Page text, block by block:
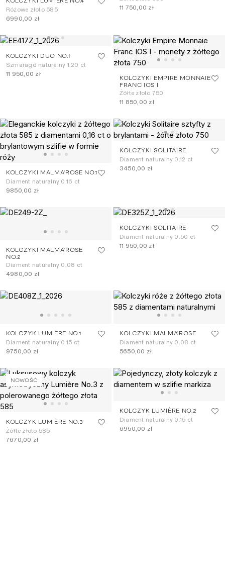
Różowe złoto 585
6990,00 zł
11 750,00 zł
KOLCZYKI DUO NO.1
Szmaragd naturalny 1.20 ct
11 950,00 zł
KOLCZYKI EMPIRE MONNAIE
FRANC IOS I
Żółte złoto 750
11 850,00 zł
KOLCZYKI MALMA'ROSE NO.1
Diament naturalny 0.16 ct
9850,00 zł
KOLCZYKI SOLITAIRE
Diament naturalny 0.12 ct
3450,00 zł
KOLCZYKI MALMA'ROSE
NO.2
Diament naturalny 0,08 ct
4980,00 zł
KOLCZYKI SOLITAIRE
Diament naturalny 0.50 ct
11 950,00 zł
KOLCZYK LUMIÈRE NO.1
Diament naturalny 0.15 ct
9750,00 zł
KOLCZYKI MALMA'ROSE
Diament naturalny 0.08 ct
5650,00 zł
NOWOŚĆ
KOLCZYK LUMIÈRE NO.3
Żółte złoto 585
7670,00 zł
KOLCZYK LUMIÈRE NO.2
Diament naturalny 0.15 ct
6950,00 zł